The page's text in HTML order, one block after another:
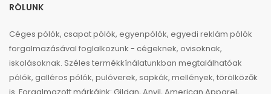
RÓLUNK
Céges pólók, csapat pólók, egyenpólók, egyedi reklám pólók
forgalmazásával foglalkozunk - cégeknek, ovisoknak,
iskolásoknak. Széles termékkínálatunkban megtalálhatóak
pólók, galléros pólók, pulóverek, sapkák, mellények, törölközők